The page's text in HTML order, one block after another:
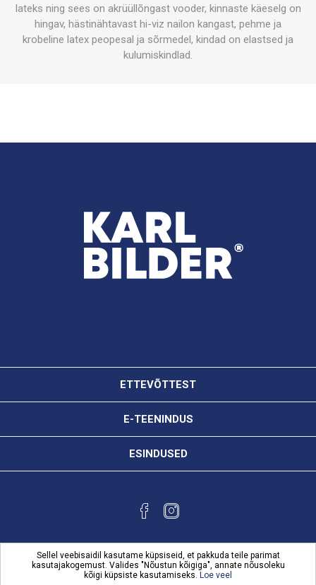
lateks ning sees on akrüüllõngast vooder, kinnaste käeselg on
hingav, hästinähtavast hi-viz nailon kangast, pehme ja
krobeline latex peopesal ja sõrmedel, kindad on elastsed ja
kulumiskindlad.
ETTEVÕTTEST
E-TEENINDUS
ESINDUSED
Sellel veebisaidil kasutame küpsiseid, et pakkuda teile parimat
kasutajakogemust. Valides "Nõustun kõigiga", annate nõusoleku
kõigi küpsiste kasutamiseks. Loe veel